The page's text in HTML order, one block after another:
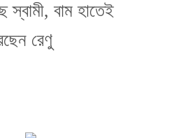
স্বামী, বাম হাতেই
রেণু